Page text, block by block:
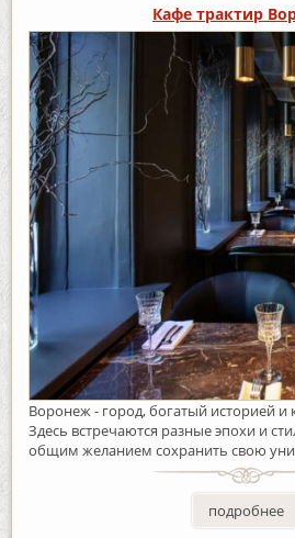
Кафе трактир
Воронеж - город, богатый историей
Здесь встречаются разные эпохи и
общим желанием сохранить свою
подробнее